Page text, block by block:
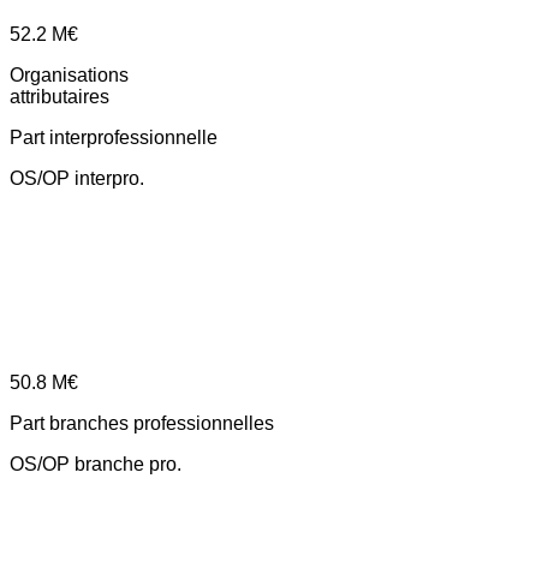
52.2 M€
Organisations
attributaires
Part interprofessionnelle
OS/OP interpro.
50.8 M€
Part branches professionnelles
OS/OP branche pro.